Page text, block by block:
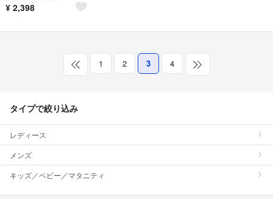
¥ 2,398
1 2 3 4
タイプで絞り込み
レディース
メンズ
キッズ／ベビー／マタニティ